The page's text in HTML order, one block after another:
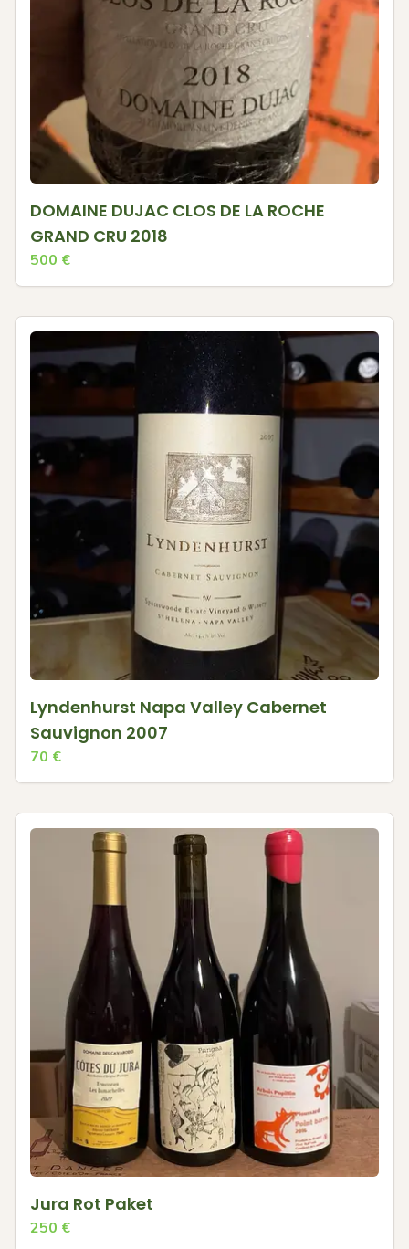
DOMAINE DUJAC CLOS DE LA ROCHE
GRAND CRU 2018
500 €
Lyndenhurst Napa Valley Cabernet
Sauvignon 2007
70 €
Jura Rot Paket
250 €